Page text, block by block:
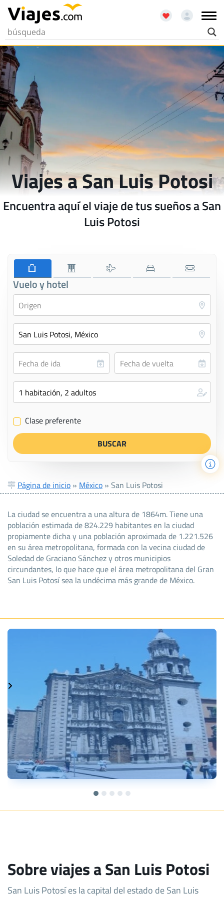
Viajes a San Luis Potosi
Encuentra aquí el viaje de tus sueños a San
Luis Potosi
Vuelo y hotel
✔ Clase preferente
Página de inicio » México » San Luis Potosi
La ciudad se encuentra a una altura de 1864m. Tiene una
población estimada de 824.229 habitantes en la ciudad
propiamente dicha y una población aproximada de 1.221.526
en su área metropolitana, formada con la vecina ciudad de
Soledad de Graciano Sánchez y otros municipios
circundantes, lo que hace que el área metropolitana del Gran
San Luis Potosí sea la undécima más grande de México.
Sobre viajes a San Luis Potosi
San Luis Potosí es la capital del estado de San Luis